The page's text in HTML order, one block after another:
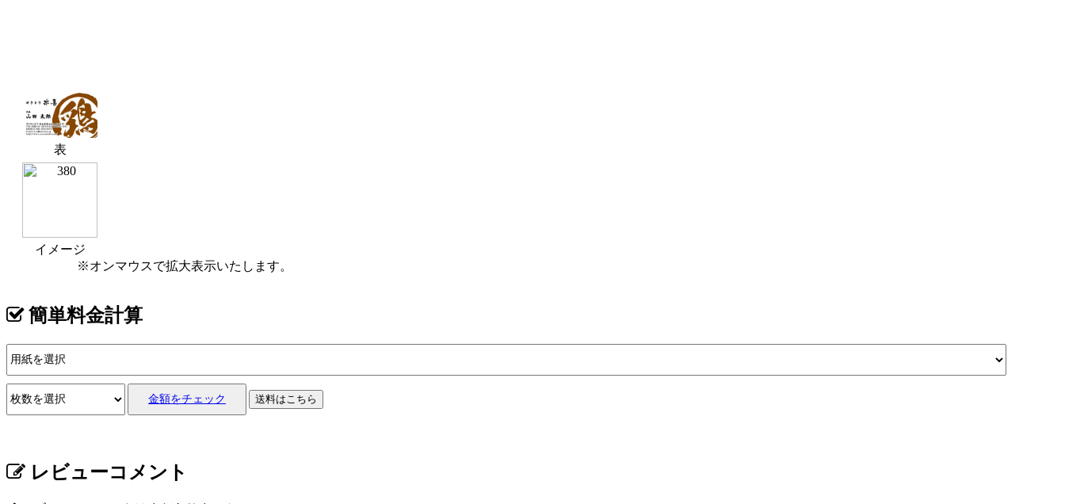
表
イメージ
※オンマウスで拡大表示いたします。
簡単料金計算
金額をチェック 送料はこちら
レビューコメント